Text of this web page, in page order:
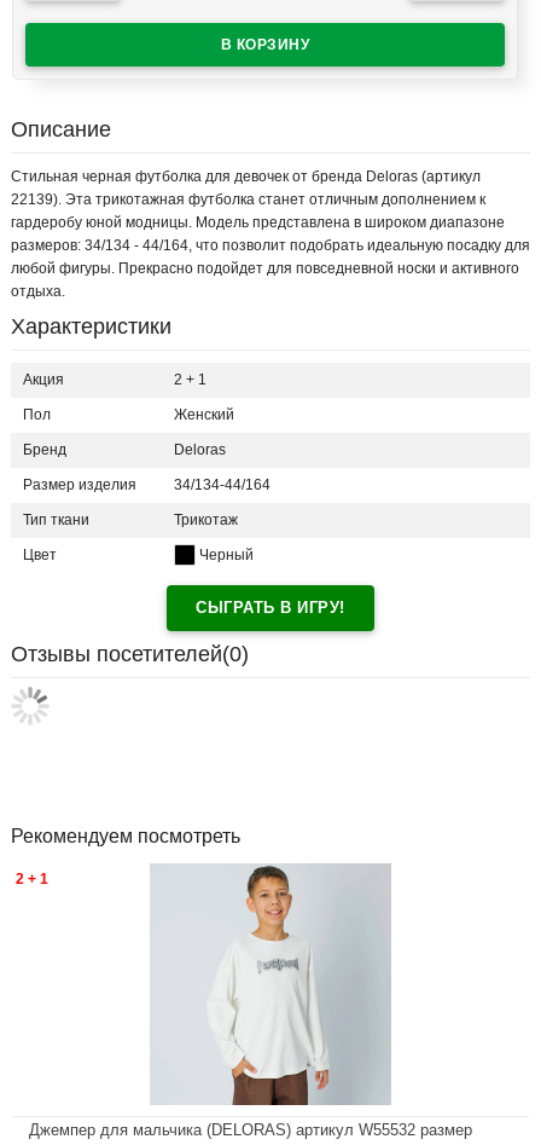
Описание
Стильная черная футболка для девочек от бренда Deloras (артикул
22139). Эта трикотажная футболка станет отличным дополнением к
гардеробу юной модницы. Модель представлена в широком диапазоне
размеров: 34/134 - 44/164, что позволит подобрать идеальную посадку для
любой фигуры. Прекрасно подойдет для повседневной носки и активного
отдыха.
Характеристики
Акция 2 + 1
Пол Женский
Бренд Deloras
Размер изделия 34/134-44/164
Тип ткани Трикотаж
Цвет Черный
СЫГРАТЬ В ИГРУ!
Отзывы посетителей(0)
Рекомендуем посмотреть
2 + 1
Джемпер для мальчика (DELORAS) артикул W55532 размер